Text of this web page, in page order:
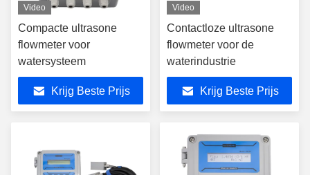
Video
Compacte ultrasone
flowmeter voor
watersysteem
Krijg Beste Prijs
Video
Contactloze ultrasone
flowmeter voor de
waterindustrie
Krijg Beste Prijs